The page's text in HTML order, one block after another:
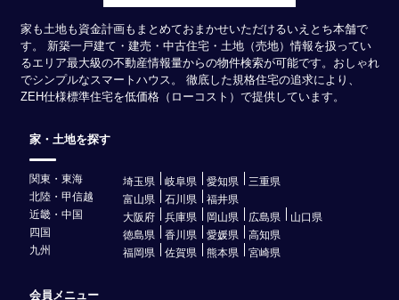
家も土地も資金計画もまとめておまかせいただけるいえとち本舗で
す。 新築一戸建て・建売・中古住宅・土地（売地）情報を扱ってい
るエリア最大級の不動産情報量からの物件検索が可能です。おしゃれ
でシンプルなスマートハウス。 徹底した規格住宅の追求により、
ZEH仕様標準住宅を低価格（ローコスト）で提供しています。
家・土地を探す
関東・東海 埼玉県 岐阜県 愛知県
三重県
北陸・甲信越
富山県 石川県
福井県
近畿・中国
大阪府 兵庫県 岡山県 広島県
山口県
四国
徳島県 香川県 愛媛県
高知県
九州
福岡県 佐賀県 熊本県 宮崎県
会員メニュー